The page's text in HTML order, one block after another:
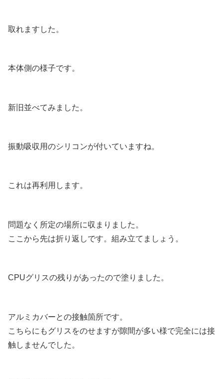
取れますした。
本体側の様子です。
新旧並べてみました。
振動吸収用のシリコンが付いていますね。
これは再利用します。
問題なく所定の場所に収まりました。
ここから先は折り返しです。組み立てましょう。
CPUグリスの残りがあったので塗りました。
アルミカバーとの接触箇所です。
こちらにもグリスをのせますが隙間が多い様で完全には接
触しませんでした。